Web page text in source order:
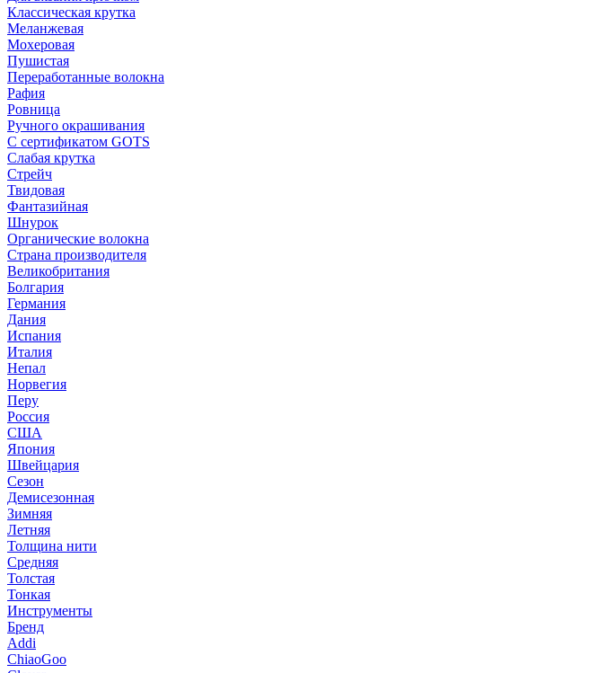
Классическая крутка
Меланжевая
Мохеровая
Пушистая
Переработанные волокна
Рафия
Ровница
Ручного окрашивания
С сертификатом GOTS
Слабая крутка
Стрейч
Твидовая
Фантазийная
Шнурок
Органические волокна
Страна производителя
Великобритания
Болгария
Германия
Дания
Испания
Италия
Непал
Норвегия
Перу
Россия
США
Япония
Швейцария
Сезон
Демисезонная
Зимняя
Летняя
Толщина нити
Средняя
Толстая
Тонкая
Инструменты
Бренд
Addi
ChiaoGoo